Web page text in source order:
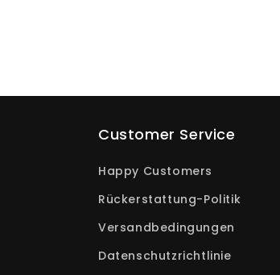
Customer Service
Happy Customers
Rückerstattung-Politik
Versandbedingungen
Datenschutzrichtlinie